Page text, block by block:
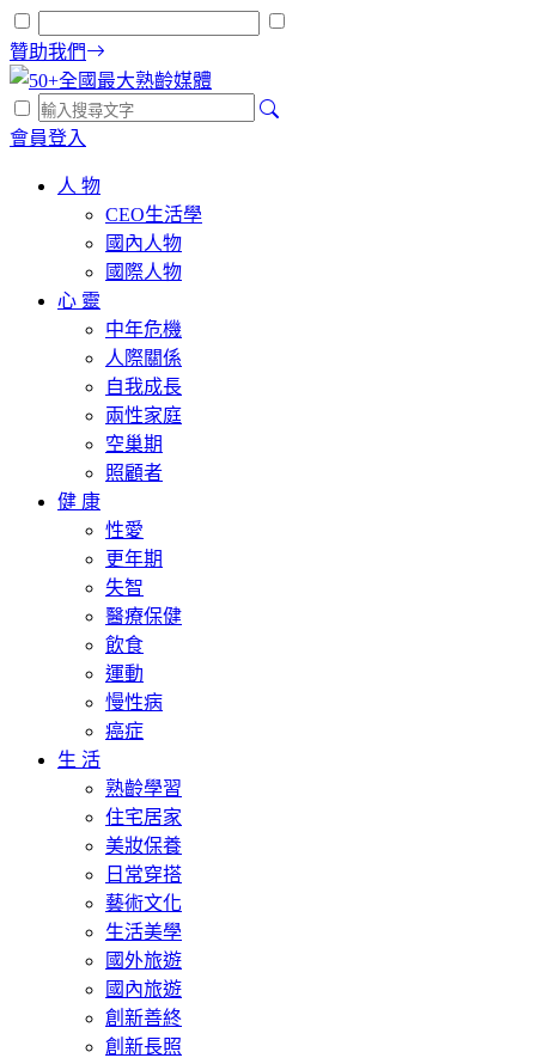
贊助我們
會員登入
人 物
CEO生活學
國內人物
國際人物
心 靈
中年危機
人際關係
自我成長
兩性家庭
空巢期
照顧者
健 康
性愛
更年期
失智
醫療保健
飲食
運動
慢性病
癌症
生 活
熟齡學習
住宅居家
美妝保養
日常穿搭
藝術文化
生活美學
國外旅遊
國內旅遊
創新善終
創新長照